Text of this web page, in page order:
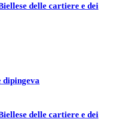
delle cartiere e dei
dipingeva
delle cartiere e dei